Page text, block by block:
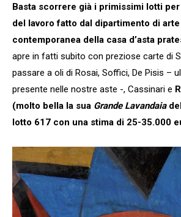
Basta scorrere già i primissimi lotti
del lavoro fatto dal dipartimento di
contemporanea della casa d’asta
apre in fatti subito con preziose carte di
passare a oli di Rosai, Soffici, De Pisis –
presente nelle nostre aste -, Cassinari e
(molto bella la sua Grande Lavandaia
lotto 617 con una stima di 25-35.000